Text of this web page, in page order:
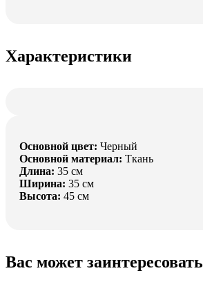
Характеристики
Основной цвет: Черный
Основной материал: Ткань
Длина: 35 см
Ширина: 35 см
Высота: 45 см
Вас может заинтересовать